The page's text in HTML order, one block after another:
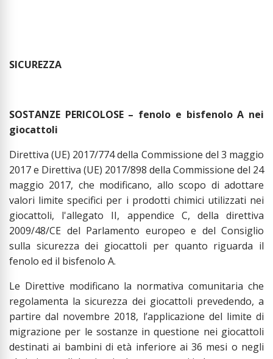
SICUREZZA
SOSTANZE PERICOLOSE – fenolo e bisfenolo A nei
giocattoli
Direttiva (UE) 2017/774 della Commissione del 3 maggio
2017 e Direttiva (UE) 2017/898 della Commissione del 24
maggio 2017, che modificano, allo scopo di adottare
valori limite specifici per i prodotti chimici utilizzati nei
giocattoli, l'allegato II, appendice C, della direttiva
2009/48/CE del Parlamento europeo e del Consiglio
sulla sicurezza dei giocattoli per quanto riguarda il
fenolo ed il bisfenolo A.
Le Direttive modificano la normativa comunitaria che
regolamenta la sicurezza dei giocattoli prevedendo, a
partire dal novembre 2018, l’applicazione del limite di
migrazione per le sostanze in questione nei giocattoli
destinati ai bambini di età inferiore ai 36 mesi o negli